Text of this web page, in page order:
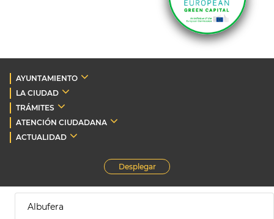
AYUNTAMIENTO
LA CIUDAD
TRÁMITES
ATENCIÓN CIUDADANA
ACTUALIDAD
Desplegar
Albufera